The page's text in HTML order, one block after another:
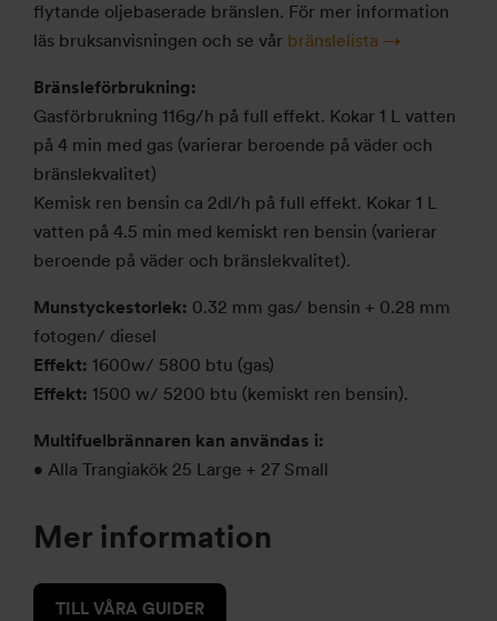
flytande oljebaserade bränslen. För mer information
läs bruksanvisningen och se vår bränslelista →
Bränsleförbrukning:
Gasförbrukning 116g/h på full effekt. Kokar 1 L vatten
på 4 min med gas (varierar beroende på väder och
bränslekvalitet)
Kemisk ren bensin ca 2dl/h på full effekt. Kokar 1 L
vatten på 4.5 min med kemiskt ren bensin (varierar
beroende på väder och bränslekvalitet).
Munstyckestorlek: 0.32 mm gas/ bensin + 0.28 mm
fotogen/ diesel
Effekt: 1600w/ 5800 btu (gas)
Effekt: 1500 w/ 5200 btu (kemiskt ren bensin).
Multifuelbrännaren kan användas i:
• Alla Trangiakök 25 Large + 27 Small
Mer information
TILL VÅRA GUIDER